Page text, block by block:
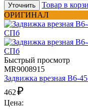
Уточнить
Товар в
ОРИГИНАЛ
Быстрый просмотр
MR9008915
Задвижка врезная B6-
462₽
Цена: